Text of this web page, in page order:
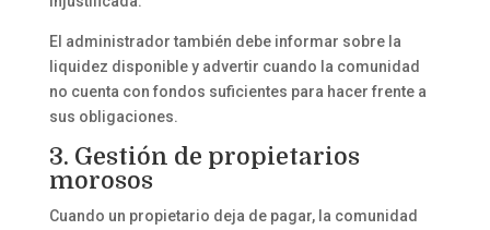
El administrador también debe informar sobre la
liquidez disponible y advertir cuando la comunidad
no cuenta con fondos suficientes para hacer frente a
sus obligaciones.
3. Gestión de propietarios
morosos
Cuando un propietario deja de pagar, la comunidad